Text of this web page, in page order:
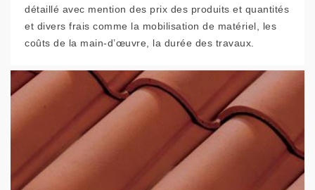
détaillé avec mention des prix des produits et quantités
et divers frais comme la mobilisation de matériel, les
coûts de la main-d’œuvre, la durée des travaux.